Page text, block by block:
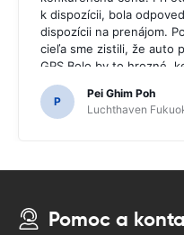
k dispozícii, bola
dispozícii na prenájom.
cieľa sme zistili, že auto
GPS.Bolo by to hrozné,
rozhodli kúpiť GPS,
potrebné navigovať po
cestách.
P
Pei Ghim Poh
Luchthaven
Pomoc a